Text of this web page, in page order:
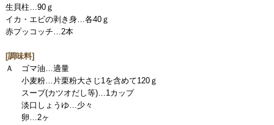
生貝柱…90ｇ
イカ・エビの剥き身…各40ｇ
赤プッコッチ…2本
[調味料]
Ａ ゴマ油…適量
小麦粉…片栗粉大さじ1を含めて120ｇ
スープ(カツオだし等)…1カップ
淡口しょうゆ…少々
卵…2ヶ